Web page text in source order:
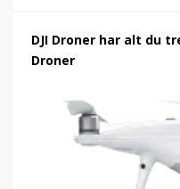
DJI Droner har alt du
Droner